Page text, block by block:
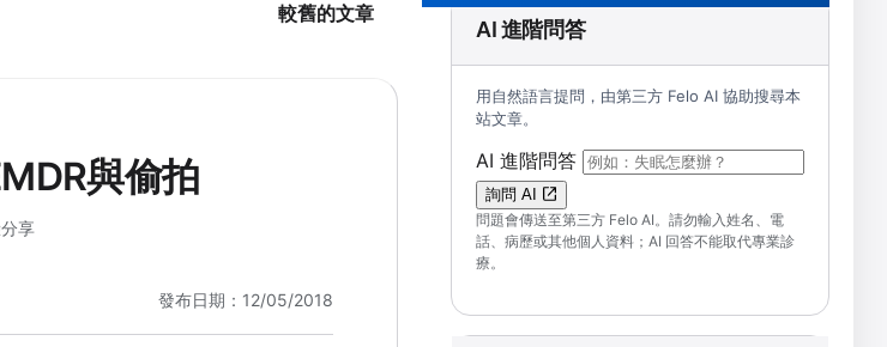
較舊的文章
與偷拍
享
發布日期：12/05/2018
AI 進階問答
用自然語言提問，由第三方 Felo AI 協助搜尋本
站文章。
AI 進階問答 （可輸入自然語言問題；送出後會
詢問 AI
問題會傳送至第三方 Felo AI。請勿輸入姓名、電
話、病歷或其他個人資料；AI 回答不能取代專業診
療。